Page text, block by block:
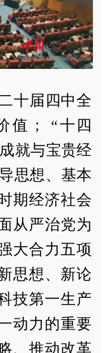
十届四中全
值； “十四
就与宝贵经
思想、基本
期经济社会
从严治党为
大合力五项
思想、新论
技第一生产
动力的重要
、推动改革